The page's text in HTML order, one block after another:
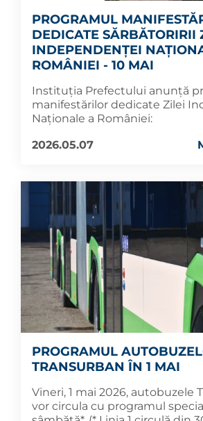
PROGRAMUL
DEDICATE SĂRBĂTORIRII
INDEPENDENȚEI
ROMÂNIEI - 10 MAI
Instituția Prefectului anunță
manifestărilor dedicate Zilei
Naționale a României:
2026.05.07
PROGRAMUL
TRANSURBAN ÎN 1 MAI
Vineri, 1 mai 2026, autobuzele
vor circula cu programul